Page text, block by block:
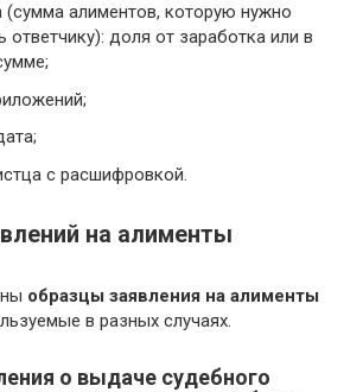
(сумма алиментов, которую нужно
ответчику): доля от заработка или в
с расшифровкой.
на алименты
образцы заявления на алименты
в разных случаях.
о выдаче судебного